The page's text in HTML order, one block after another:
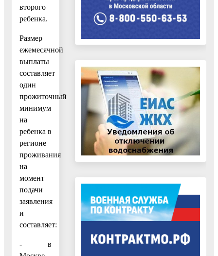
второго
ребенка.
Размер
ежемесячной
выплаты
составляет
один
прожиточный
минимум
на
ребенка в
регионе
проживания
на
момент
подачи
заявления
и
составляет:
- в